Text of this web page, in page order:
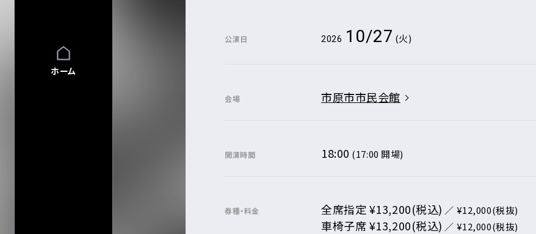
ホーム
広告掲載について
グループ鑑賞について
このサイトについて
公演日 2026 10/27 (火)
会場 市原市市民会館
開演時間 18:00 (17:00 開場)
券種・料金 全席指定 ¥13,200(税込) ／ ¥12,000(税抜)
車椅子席 ¥13,200(税込) ／ ¥12,000(税抜)